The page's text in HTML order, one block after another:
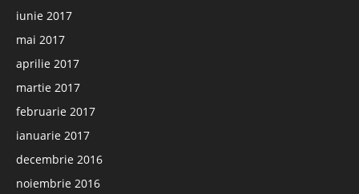
iunie 2017
mai 2017
aprilie 2017
martie 2017
februarie 2017
ianuarie 2017
decembrie 2016
noiembrie 2016